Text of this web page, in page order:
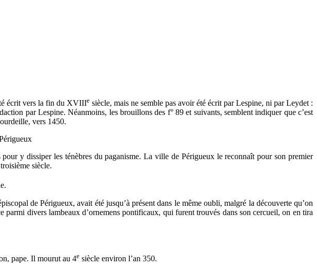
écrit vers la fin du XVIIIesiècle, mais ne semble pas avoir été écrit par Lespine, ni par Leydet :
par Lespine. Néanmoins, les brouillons des f° 89 et suivants, semblent indiquer que c’est
vers 1450.
y dissiper les ténèbres du paganisme. La ville de Périgueux le reconnaît pour son premier
siècle.
de Périgueux, avait été jusqu’à présent dans le même oubli, malgré la découverte qu’on
divers lambeaux d’ornemens pontificaux, qui furent trouvés dans son cercueil, on en tira
pape. Il mourut au 4e siècle environ l’an 350.